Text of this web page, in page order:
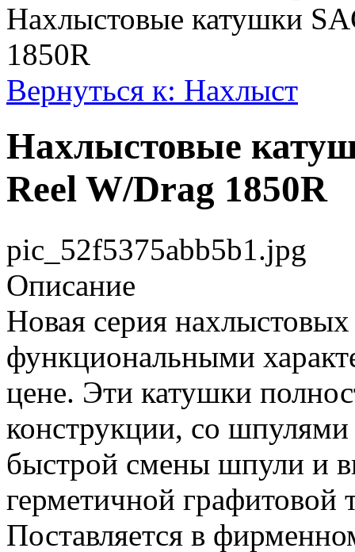
Нахлыстовые катушки
1850R
Вернуться к: Нахлыст
Нахлыстовые
Reel W/Drag 1850R
pic_52f5375abb5b1.jpg
Описание
Новая серия
функциональными
цене. Эти катушки
конструкции, со
быстрой смены шпули и
герметичной графитовой
Поставляется в